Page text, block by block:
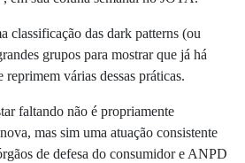
classificação das dark patterns (ou
grupos para mostrar que já há
várias dessas práticas.
faltando não é propriamente
mas sim uma atuação consistente
de defesa do consumidor e ANPD